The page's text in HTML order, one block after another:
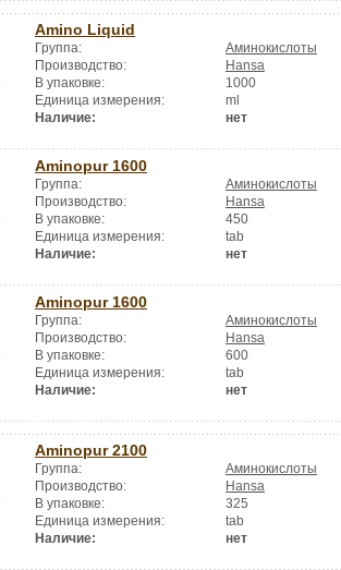
Amino Liquid
Группа:
Аминокислоты
Производство:
Hansa
В упаковке:
1000
Единица измерения:
ml
Наличие:
нет
Aminopur 1600
Группа:
Аминокислоты
Производство:
Hansa
В упаковке:
450
Единица измерения:
tab
Наличие:
нет
Aminopur 1600
Группа:
Аминокислоты
Производство:
Hansa
В упаковке:
600
Единица измерения:
tab
Наличие:
нет
Aminopur 2100
Группа:
Аминокислоты
Производство:
Hansa
В упаковке:
325
Единица измерения:
tab
Наличие:
нет